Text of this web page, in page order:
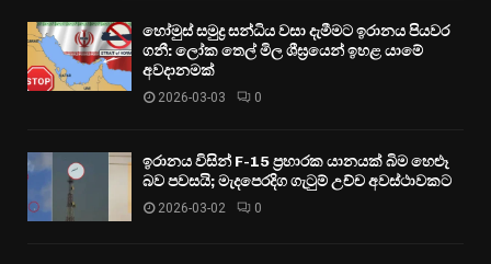
හෝමුස් සමුද්‍ර සන්ධිය වසා දැමීමට ඉරානය පියවර
ගනී: ලෝක තෙල් මිල ශීඝ්‍රයෙන් ඉහළ යාමේ
අවදානමක්
2026-03-03 0
ඉරානය විසින් F-15 ප්‍රහාරක යානයක් බිම හෙළූ
බව පවසයි; මැදපෙරදිග ගැටුම් උච්ච අවස්ථාවකට
2026-03-02 0